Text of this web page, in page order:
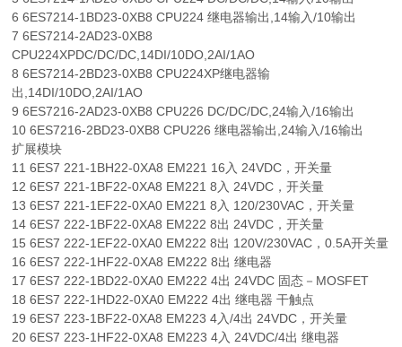
6 6ES7214-1BD23-0XB8 CPU224 继电器输出,14输入/10输出
7 6ES7214-2AD23-0XB8
CPU224XPDC/DC/DC,14DI/10DO,2AI/1AO
8 6ES7214-2BD23-0XB8 CPU224XP继电器输
出,14DI/10DO,2AI/1AO
9 6ES7216-2AD23-0XB8 CPU226 DC/DC/DC,24输入/16输出
10 6ES7216-2BD23-0XB8 CPU226 继电器输出,24输入/16输出
扩展模块
11 6ES7 221-1BH22-0XA8 EM221 16入 24VDC，开关量
12 6ES7 221-1BF22-0XA8 EM221 8入 24VDC，开关量
13 6ES7 221-1EF22-0XA0 EM221 8入 120/230VAC，开关量
14 6ES7 222-1BF22-0XA8 EM222 8出 24VDC，开关量
15 6ES7 222-1EF22-0XA0 EM222 8出 120V/230VAC，0.5A开关量
16 6ES7 222-1HF22-0XA8 EM222 8出 继电器
17 6ES7 222-1BD22-0XA0 EM222 4出 24VDC 固态－MOSFET
18 6ES7 222-1HD22-0XA0 EM222 4出 继电器 干触点
19 6ES7 223-1BF22-0XA8 EM223 4入/4出 24VDC，开关量
20 6ES7 223-1HF22-0XA8 EM223 4入 24VDC/4出 继电器